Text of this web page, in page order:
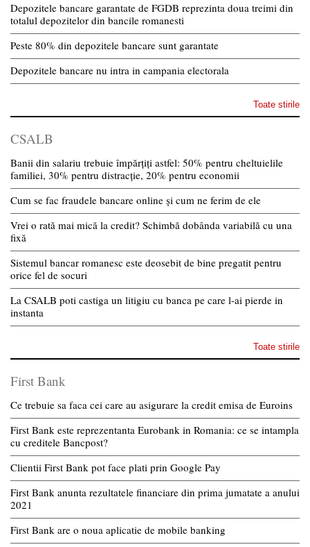
Depozitele bancare garantate de FGDB reprezinta doua treimi din
totalul depozitelor din bancile romanesti
Peste 80% din depozitele bancare sunt garantate
Depozitele bancare nu intra in campania electorala
Toate stirile
CSALB
Banii din salariu trebuie împărțiți astfel: 50% pentru cheltuielile
familiei, 30% pentru distracție, 20% pentru economii
Cum se fac fraudele bancare online și cum ne ferim de ele
Vrei o rată mai mică la credit? Schimbă dobânda variabilă cu una
fixă
Sistemul bancar romanesc este deosebit de bine pregatit pentru
orice fel de socuri
La CSALB poti castiga un litigiu cu banca pe care l-ai pierde in
instanta
Toate stirile
First Bank
Ce trebuie sa faca cei care au asigurare la credit emisa de Euroins
First Bank este reprezentanta Eurobank in Romania: ce se intampla
cu creditele Bancpost?
Clientii First Bank pot face plati prin Google Pay
First Bank anunta rezultatele financiare din prima jumatate a anului
2021
First Bank are o noua aplicatie de mobile banking